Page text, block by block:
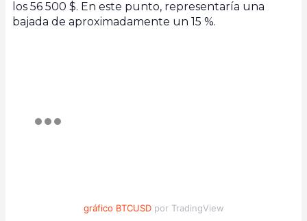
los 56 500 $. En este punto, representaría una
bajada de aproximadamente un 15 %.
gráfico BTCUSDpor TradingView